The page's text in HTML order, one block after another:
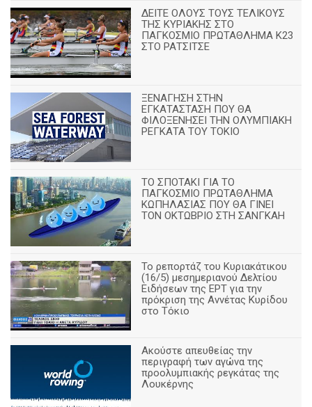
ΔΕΙΤΕ ΟΛΟΥΣ ΤΟΥΣ ΤΕΛΙΚΟΥΣ
ΤΗΣ ΚΥΡΙΑΚΗΣ ΣΤΟ
ΠΑΓΚΟΣΜΙΟ ΠΡΩΤΑΘΛΗΜΑ Κ23
ΣΤΟ ΡΑΤΣΙΤΣΕ
ΞΕΝΑΓΗΣΗ ΣΤΗΝ
ΕΓΚΑΤΑΣΤΑΣΗ ΠΟΥ ΘΑ
ΦΙΛΟΞΕΝΗΣΕΙ ΤΗΝ ΟΛΥΜΠΙΑΚΗ
ΡΕΓΚΑΤΑ ΤΟΥ ΤΟΚΙΟ
ΤΟ ΣΠΟΤΑΚΙ ΓΙΑ ΤΟ
ΠΑΓΚΟΣΜΙΟ ΠΡΩΤΑΘΛΗΜΑ
ΚΩΠΗΛΑΣΙΑΣ ΠΟΥ ΘΑ ΓΙΝΕΙ
ΤΟΝ ΟΚΤΩΒΡΙΟ ΣΤΗ ΣΑΝΓΚΑΗ
Το ρεπορτάζ του Κυριακάτικου
(16/5) μεσημεριανού Δελτίου
Ειδήσεων της ΕΡΤ για την
πρόκριση της Αννέτας Κυρίδου
στο Τόκιο
Ακούστε απευθείας την
περιγραφή των αγώνα της
προολυμπιακής ρεγκάτας της
Λουκέρνης